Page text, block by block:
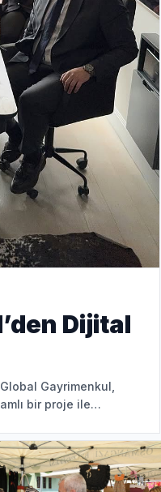
Dijital
Gayrimenkul,
bir proje ile